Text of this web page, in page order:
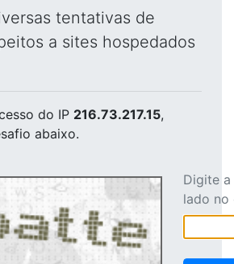
tentativas de
a sites hospedados
do IP 216.73.217.15,
abaixo.
Digite
lado no